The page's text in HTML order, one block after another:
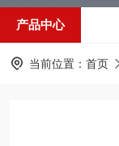
产品中心
当前位置： 首页